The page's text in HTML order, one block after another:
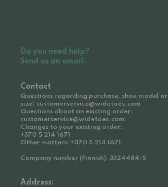
Do you need help?
Send us an email.
Contact
Questions regarding purchase, shoe model or
size: customerservice@widetoes.com
Questions about an existing order:
customerservice@widetoes.com
Changes to your existing order:
+370 5 214 1671
Other matters: +370 5 214 1671
Company number (Finnish): 3324484-5
Address: